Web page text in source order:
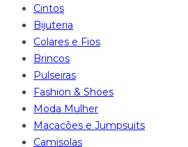
Cintos
Bijuteria
Colares e Fios
Brincos
Pulseiras
Fashion & Shoes
Moda Mulher
Macacões e Jumpsuits
Camisolas